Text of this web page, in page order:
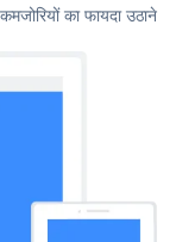
का फायदा उठाने